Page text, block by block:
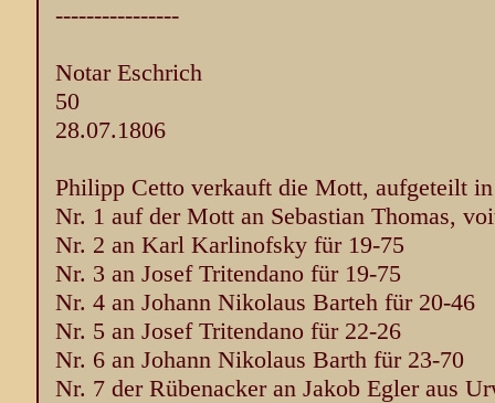
----------------
Notar Eschrich
50
28.07.1806
Philipp Cetto verkauft die Mott, aufgeteilt
Nr. 1 auf der Mott an Sebastian Thomas,
Nr. 2 an Karl Karlinofsky für 19-75
Nr. 3 an Josef Tritendano für 19-75
Nr. 4 an Johann Nikolaus Barteh für 20-46
Nr. 5 an Josef Tritendano für 22-26
Nr. 6 an Johann Nikolaus Barth für 23-70
Nr. 7 der Rübenacker an Jakob Egler aus